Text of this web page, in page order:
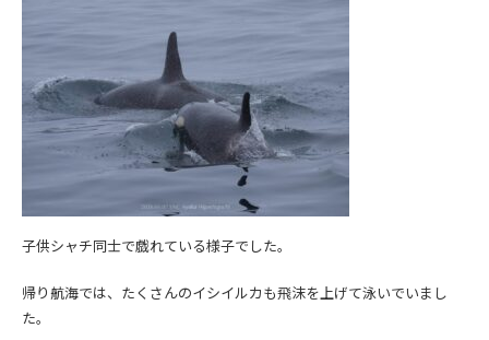
子供シャチ同士で戯れている様子でした。
帰り航海では、たくさんのイシイルカも飛沫を上げて泳いでいまし
た。